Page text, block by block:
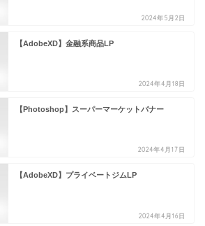
2024年5月2日
【AdobeXD】金融系商品LP
2024年4月18日
【Photoshop】スーパーマーケットバナー
2024年4月17日
【AdobeXD】プライベートジムLP
2024年4月16日